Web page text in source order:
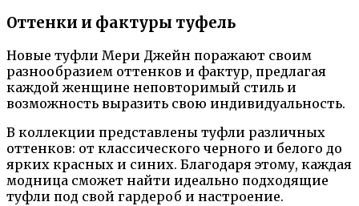
Оттенки и фактуры туфель
Новые туфли Мери Джейн поражают своим
разнообразием оттенков и фактур, предлагая
каждой женщине неповторимый стиль и
возможность выразить свою индивидуальность.
В коллекции представлены туфли различных
оттенков: от классического черного и белого до
ярких красных и синих. Благодаря этому, каждая
модница сможет найти идеально подходящие
туфли под свой гардероб и настроение.